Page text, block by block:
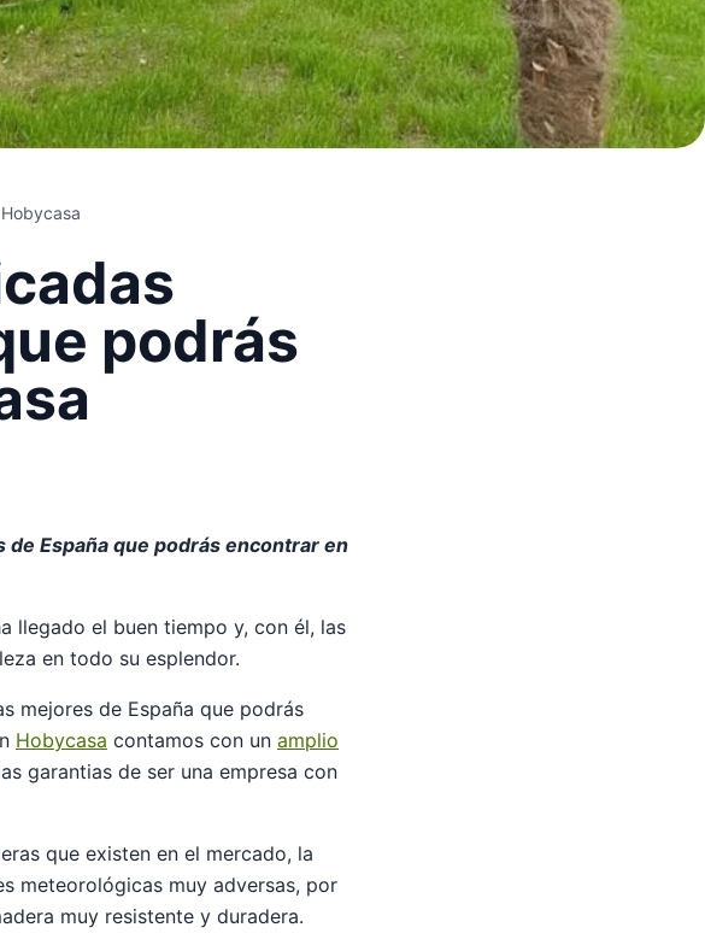
podrás
España que podrás encontrar en
llegado el buen tiempo y, con él, las
en todo su esplendor.
mejores de España que podrás
Hobycasa contamos con un amplio
garantias de ser una empresa con
que existen en el mercado, la
meteorológicas muy adversas, por
muy resistente y duradera.